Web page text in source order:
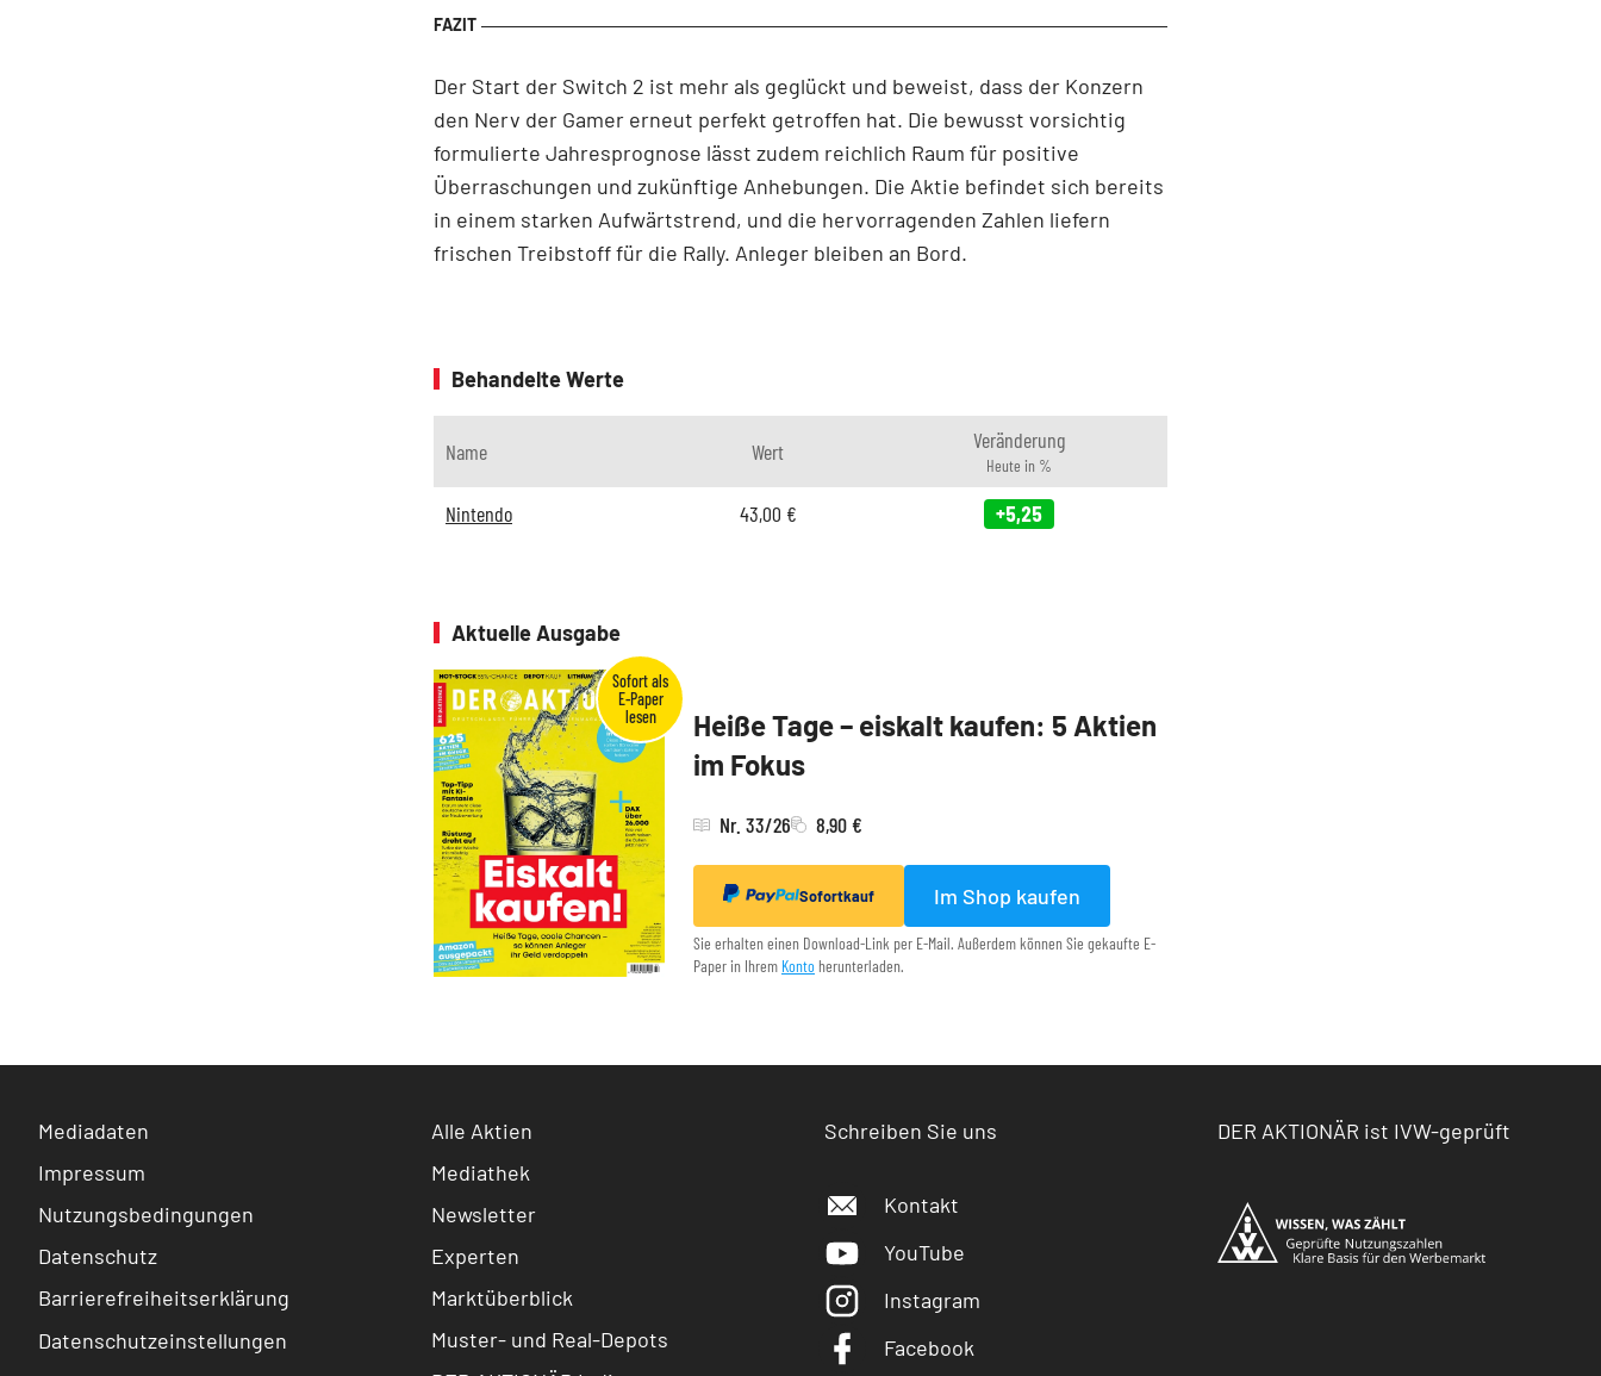
Der Start der Switch 2 ist mehr als geglückt und beweist, dass der Konzern
den Nerv der Gamer erneut perfekt getroffen hat. Die bewusst vorsichtig
formulierte Jahresprognose lässt zudem reichlich Raum für positive
Überraschungen und zukünftige Anhebungen. Die Aktie befindet sich bereits
in einem starken Aufwärtstrend, und die hervorragenden Zahlen liefern
frischen Treibstoff für die Rally. Anleger bleiben an Bord.
Behandelte Werte
Name Wert Veränderung
Heute in %
Nintendo 43,00 € +5,25
Aktuelle Ausgabe
Heiße Tage – eiskalt kaufen: 5 Aktien
im Fokus
Nr. 33/26 8,90 €
Sofortkauf Im Shop kaufen
Sie erhalten einen Download-Link per E-Mail. Außerdem können Sie gekaufte E-
Paper in Ihrem Konto herunterladen.
Mediadaten
Impressum
Nutzungsbedingungen
Datenschutz
Barrierefreiheitserklärung
Datenschutzeinstellungen
Alle Aktien
Mediathek
Newsletter
Experten
Marktüberblick
Muster- und Real-Depots
Schreiben Sie uns
Kontakt
YouTube
Instagram
Facebook
DER AKTIONÄR ist IVW-geprüft